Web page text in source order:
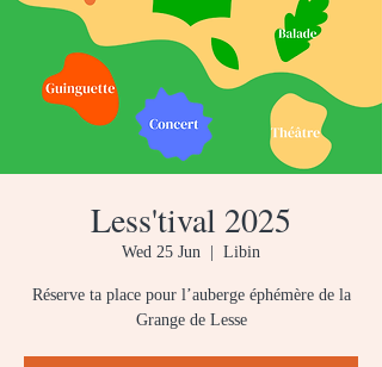
Less'tival 2025
Wed 25 Jun Libin
Réserve ta place pour l’auberge éphémère de la
Grange de Lesse